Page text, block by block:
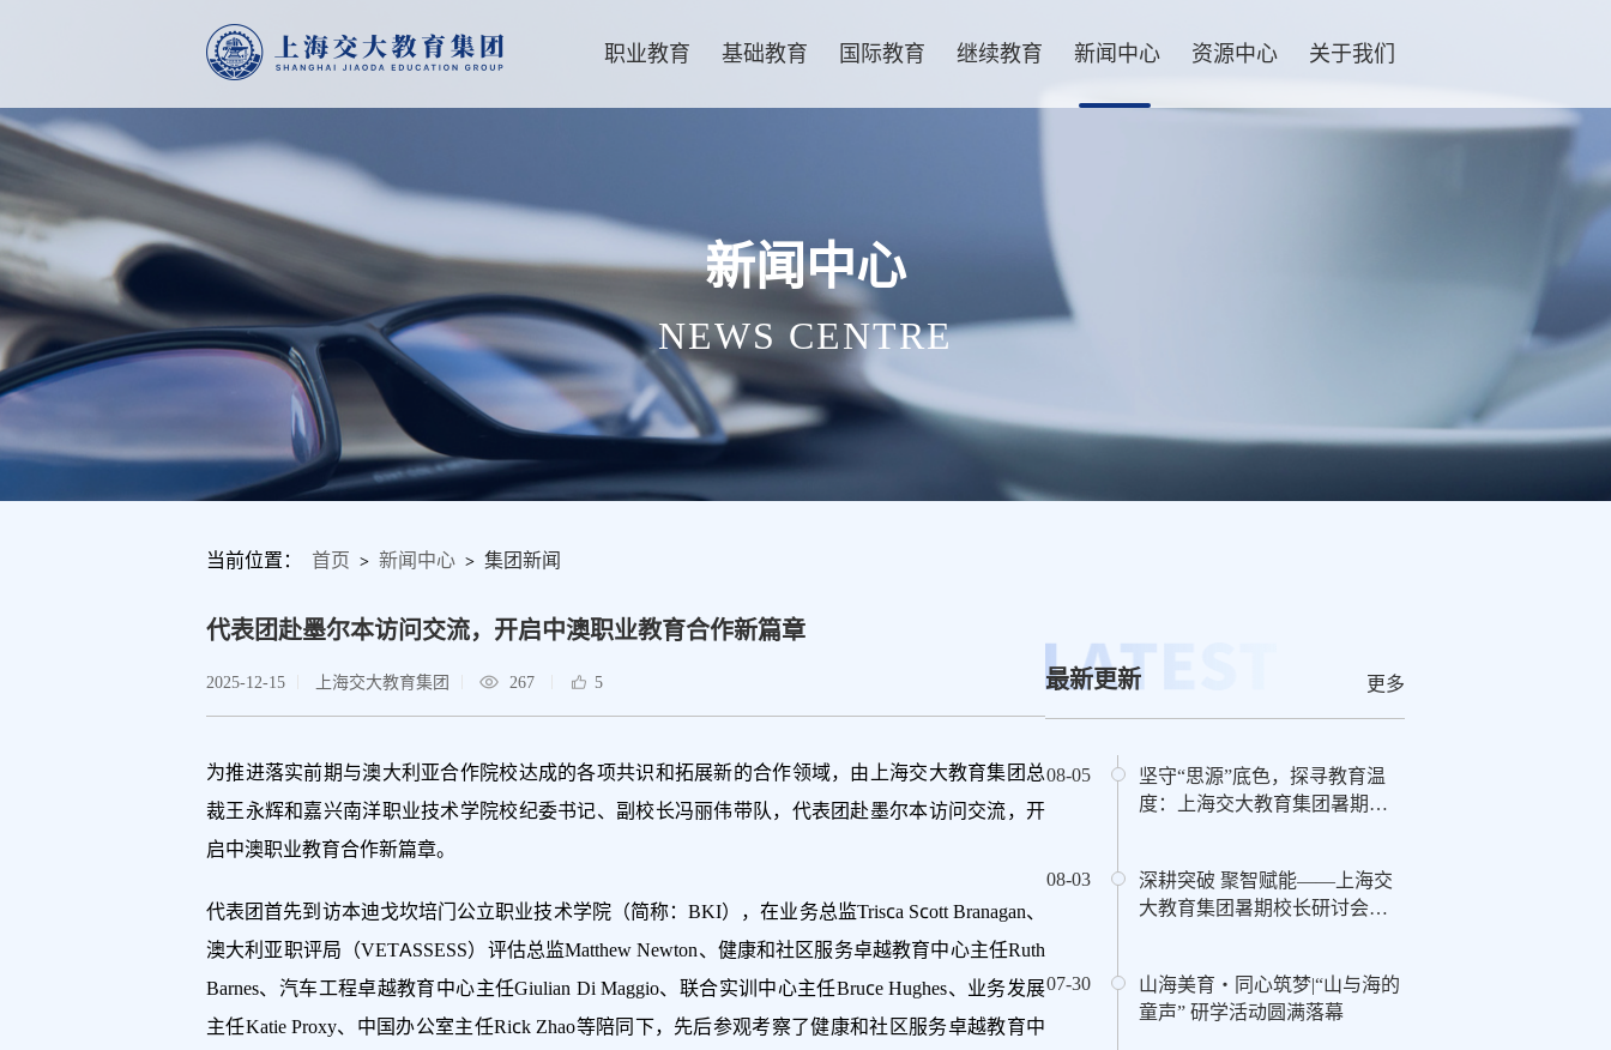
职业教育 基础教育 国际教育 继续教育 新闻中心 资源中心 关于我们
新闻中心
NEWS CENTRE
当前位置： 首页 > 新闻中心 > 集团新闻
代表团赴墨尔本访问交流，开启中澳职业教育合作新篇章
2025-12-15 上海交大教育集团 267 5
为推进落实前期与澳大利亚合作院校达成的各项共识和拓展新的合作领域，由上海交大教育集团总
裁王永辉和嘉兴南洋职业技术学院校纪委书记、副校长冯丽伟带队，代表团赴墨尔本访问交流，开
启中澳职业教育合作新篇章。
代表团首先到访本迪戈坎培门公立职业技术学院（简称：BKI），在业务总监Trisca Scott Branagan、
澳大利亚职评局（VETASSESS）评估总监Matthew Newton、健康和社区服务卓越教育中心主任Ruth
Barnes、汽车工程卓越教育中心主任Giulian Di Maggio、联合实训中心主任Bruce Hughes、业务发展
主任Katie Proxy、中国办公室主任Rick Zhao等陪同下，先后参观考察了健康和社区服务卓越教育中
最新更新 更多
08-05
坚守“思源”底色，探寻教育温
度：上海交大教育集团暑期校
08-03
深耕突破 聚智赋能——上海交
大教育集团暑期校长研讨会圆
07-30
山海美育・同心筑梦|“山与海的
童声” 研学活动圆满落幕